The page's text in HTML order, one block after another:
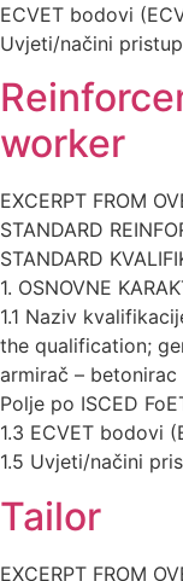
ECVET bodovi
Uvjeti/načini
worker
EXCERPT FROM
STANDARD
STANDARD
1. OSNOVNE
1.1 Naziv
the qualification;
armirač –
Polje po ISCED
1.3 ECVET bodovi
1.5 Uvjeti/načini
Tailor
EXCERPT FROM